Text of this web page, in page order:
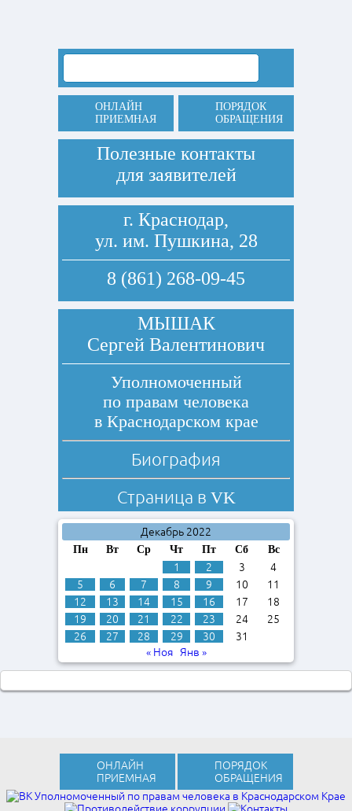
ОНЛАЙН
ПРИЕМНАЯ
ПОРЯДОК
ОБРАЩЕНИЯ
Полезные контакты
для заявителей
г. Краснодар,
ул. им. Пушкина, 28
8 (861) 268-09-45
МЫШАК
Сергей Валентинович
Уполномоченный
по правам человека
в Краснодарском крае
Биография
Страница в VK
Декабрь 2022
Пн Вт Ср Чт Пт Сб Вс
1 2 3
4
5
6 7 8 9 10
11
12
13 14 15 16 17
18
19
20 21 22 23 24
25
26
27 28 29 30
31
« Ноя Янв »
ОНЛАЙН
ПРИЕМНАЯ
ПОРЯДОК
ОБРАЩЕНИЯ